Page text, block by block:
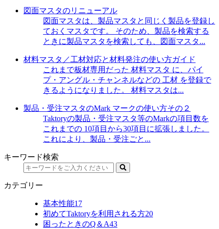
図面マスタのリニューアル
図面マスタは、製品マスタと同じく製品を登録し
ておくマスタです。 そのため、製品を検索する
ときに製品マスタを検索しても、図面マスタ...
材料マスタ／工材対応と材料発注の使い方ガイド
これまで板材専用だった 材料マスタ に、パイ
プ・アングル・チャンネルなどの 工材 を登録で
きるようになりました。 材料マスタは...
製品・受注マスタのMark マークの使い方その２
Taktoryの製品・受注マスタ等のMarkの項目数を
これまでの 10項目から30項目に拡張しました。
これにより、製品・受注ごと...
キーワード検索
カテゴリー
基本性能17
初めてTaktoryを利用される方20
困ったときのQ＆A43